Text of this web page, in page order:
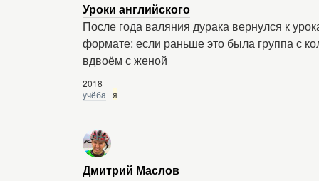
Уроки английского
После года валяния дурака вернулся к
формате: если раньше это была группа с
вдвоём с женой
2018
учёба я
Дмитрий Маслов